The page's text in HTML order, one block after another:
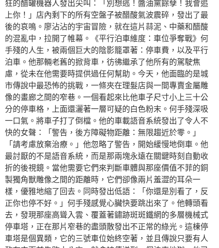
狂的醋罐機器人發出尖叫：「別想逃！醬油黨餘孽！我會追
上你！」店內剩下的所有空盤子被醋酸氣波震碎，發出了最
後的哀鳴。廖沾沾的宇宙冒險，就在這片蒜泥、中藥和醋酸
的混亂中，拉開了帷幕。《平行泊車維度：車位爭奪戰》何
手殘的人生，被兩個巨大的陰影籠罩著：停車費，以及平行
泊車。他那輛老舊的掀背車，彷彿繼承了他所有的駕駛焦
慮，從未在他需要時提供過任何幫助。今天，他面臨的是城
市傳說中最恐怖的挑戰，一條夾在理髮店與一間專賣金屬雕
像的畫廊之間的窄巷。一個看起來比他車子尺寸小上三十公
分的停車格，上面還灑著一層可疑的白色粉末。何手殘深吸
一口氣。將車子打了倒檔。他的車載語音系統發出了令人不
快的女聲：「警告，後方障礙物距離：無限趨近於零。」
「請考慮放棄治療。」他忽略了警告，開始緩慢地倒車。他
最討厭的不是語音系統，而是那兩塊永遠在關鍵時刻自動收
折的後視鏡。當他需要它們來判斷車體與那座價值不菲的銅
製獨角獸雕像之間的距離時，它們卻像兩片羞澀的耳朵一
樣，優雅地縮了回去。同時發出低語：「你還是別看了，反
正你也停不好。」何手殘感覺心臟快要跳出來了。他轉頭看
去，發現那座高聳入雲、覆蓋著鏽跡斑斑鐵網的多層機械式
停車塔，正在那片窄巷的盡頭散發出不正常的綠光。這棟停
車塔是個異類，它的三號車位始終空著，並且傳說只要有人